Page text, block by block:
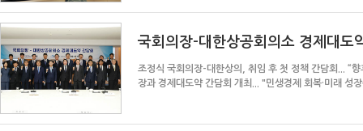
국회의장–대한상공회의소 경제대도
조정식 국회의장-대한상의, 취임 후 첫 정책 간담회... “
장과 경제대도약 간담회 개최... "민생경제 회복·미래 성